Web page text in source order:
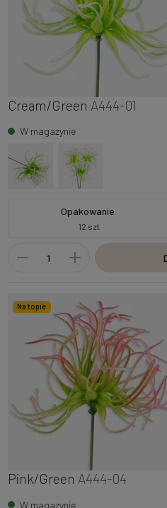
Cream/Green A444-01
W magazynie
Opakowanie
12 szt
Na topie
Pink/Green A444-04
W magazynie